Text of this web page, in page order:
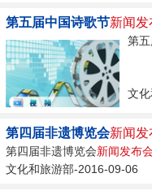
第五届中国诗歌节新闻发
第
文
第四届非遗博览会新闻发
第四届非遗博览会新闻发布
文化和旅游部-2016-09-06